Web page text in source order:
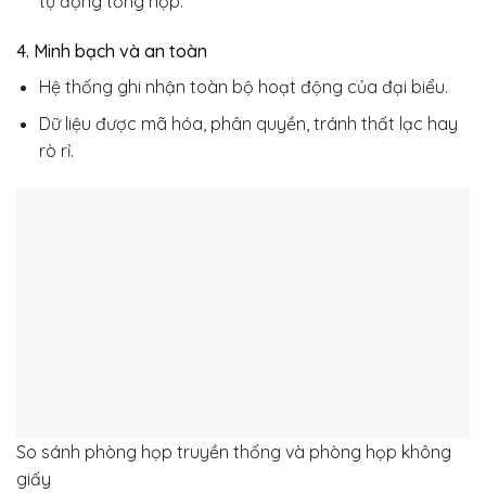
4. Minh bạch và an toàn
Hệ thống ghi nhận toàn bộ hoạt động của đại biểu.
Dữ liệu được mã hóa, phân quyền, tránh thất lạc hay
rò rỉ.
So sánh phòng họp truyền thống và phòng họp không
giấy